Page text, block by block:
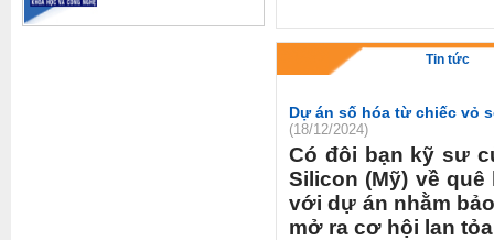
Tin tức
Dự án số hóa từ chiếc vỏ
(18/12/2024)
Có đôi bạn kỹ sư
Silicon (Mỹ) về
với dự án nhằm
mở ra cơ hội lan